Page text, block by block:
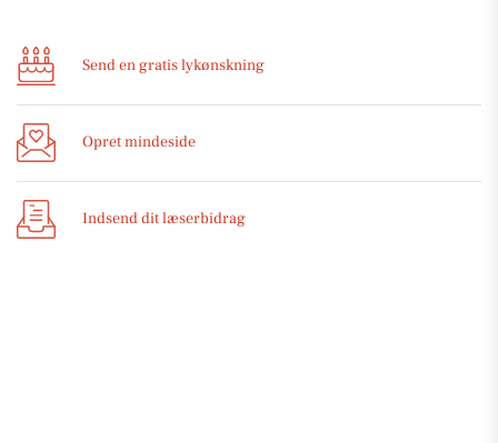
Send en gratis lykønskning
Opret mindeside
Indsend dit læserbidrag